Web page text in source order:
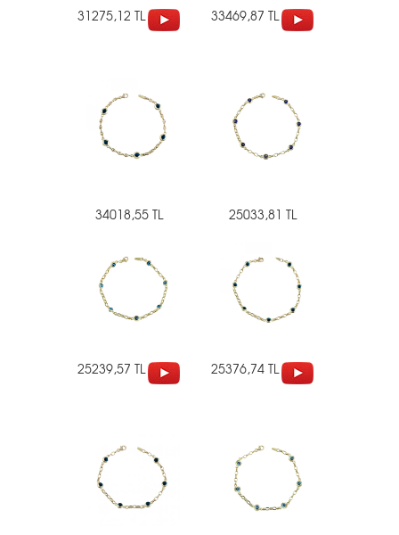
31275,12 TL 33469,87 TL
34018,55 TL 25033,81 TL
25239,57 TL 25376,74 TL